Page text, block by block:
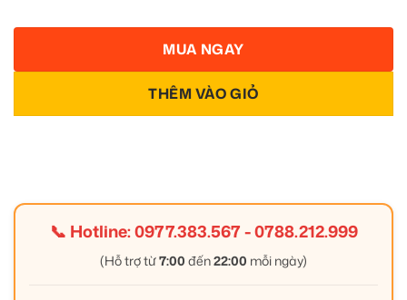
THÊM VÀO GIỎ
MUA NGAY
📞 Hotline:0977.383.567-0788.212.999
(Hỗ trợ từ7:00 đến22:00 mỗi ngày)